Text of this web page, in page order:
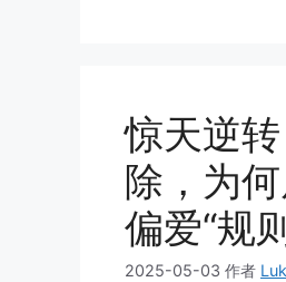
惊天逆
除，为
偏爱“规
2025-05-03 作者